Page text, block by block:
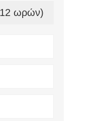
12 ωρών)